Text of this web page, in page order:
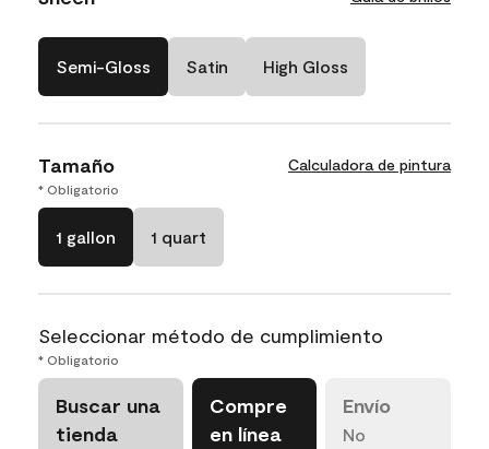
Semi-Gloss Satin High Gloss
Tamaño Calculadora de pintura
* Obligatorio
1 gallon 1 quart
Seleccionar método de cumplimiento
* Obligatorio
Buscar una
tienda
Compre
en línea
Envío
No